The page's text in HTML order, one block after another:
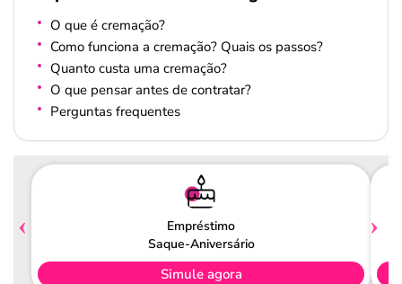
O que é cremação?
Como funciona a cremação? Quais os passos?
Quanto custa uma cremação?
O que pensar antes de contratar?
Perguntas frequentes
Empréstimo
Saque-Aniversário
Simule agora